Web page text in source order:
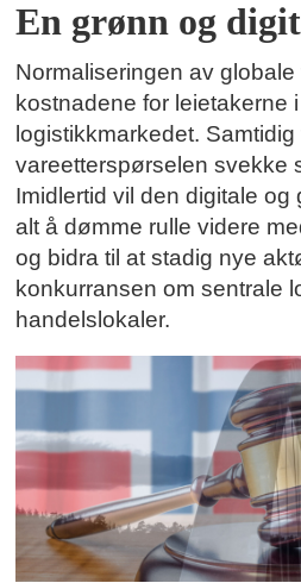
En grønn og
Normaliseringen av
kostnadene for leietakerne
logistikkmarkedet. Samtidig
vareetterspørselen svekke
Imidlertid vil den digitale
alt å dømme rulle videre
og bidra til at stadig nye
konkurransen om sentrale
handelslokaler.